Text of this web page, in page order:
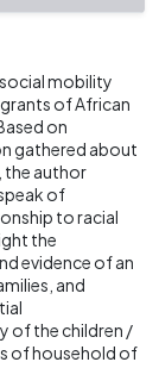
mobility
of African
on
gathered about
the author
of
to racial
the
evidence of an
and
of the children /
of household of